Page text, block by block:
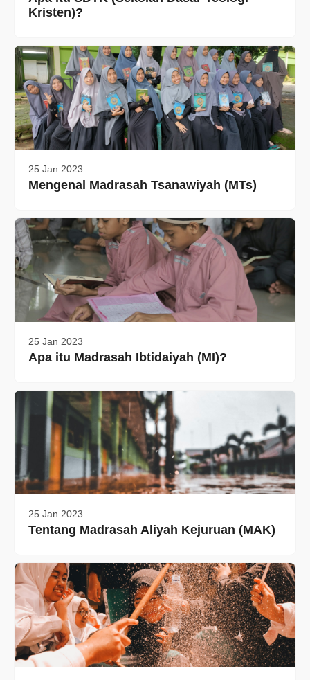
Kristen)?
25 Jan 2023
Mengenal Madrasah Tsanawiyah (MTs)
25 Jan 2023
Apa itu Madrasah Ibtidaiyah (MI)?
25 Jan 2023
Tentang Madrasah Aliyah Kejuruan (MAK)